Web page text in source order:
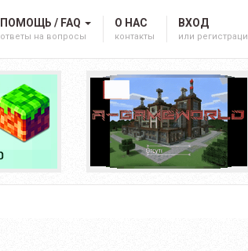
ПОМОЩЬ / FAQ
ответы на вопросы
О НАС
контакты
ВХОД
или